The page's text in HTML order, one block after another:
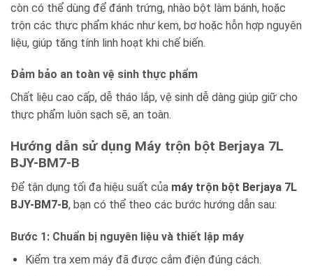
còn có thể dùng để đánh trứng, nhào bột làm bánh, hoặc
trộn các thực phẩm khác như kem, bơ hoặc hỗn hợp nguyên
liệu, giúp tăng tính linh hoạt khi chế biến.
Đảm bảo an toàn vệ sinh thực phẩm
Chất liệu cao cấp, dễ tháo lắp, vệ sinh dễ dàng giúp giữ cho
thực phẩm luôn sạch sẽ, an toàn.
Hướng dẫn sử dụng Máy trộn bột Berjaya 7L
BJY-BM7-B
Để tận dụng tối đa hiệu suất của máy trộn bột Berjaya 7L
BJY-BM7-B, bạn có thể theo các bước hướng dẫn sau:
Bước 1: Chuẩn bị nguyên liệu và thiết lập máy
Kiểm tra xem máy đã được cắm điện đúng cách.